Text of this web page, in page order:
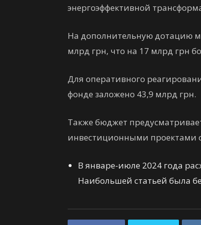
энергоэффективной
На дополнительную дотацию
млрд грн, что на 17 млрд грн
Для оперативного
фонде заложено 43,9 млрд грн.
Также бюджет
инвестиционными проектами
В январе-июле 2024 года
Наибольшей статьей была